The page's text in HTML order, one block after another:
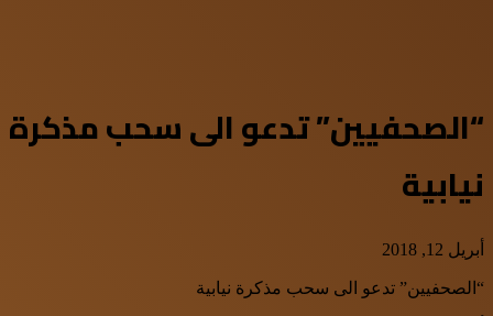
“الصحفيين” تدعو الى سحب مذكرة
نيابية
أبريل 12, 2018
“الصحفيين” تدعو الى سحب مذكرة نيابية